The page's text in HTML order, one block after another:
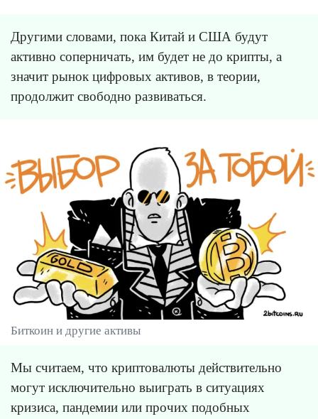
Другими словами, пока Китай и США будут
активно соперничать, им будет не до крипты, а
значит рынок цифровых активов, в теории,
продолжит свободно развиваться.
Биткоин и другие активы
Мы считаем, что криптовалюты действительно
могут исключительно выиграть в ситуациях
кризиса, пандемии или прочих подобных